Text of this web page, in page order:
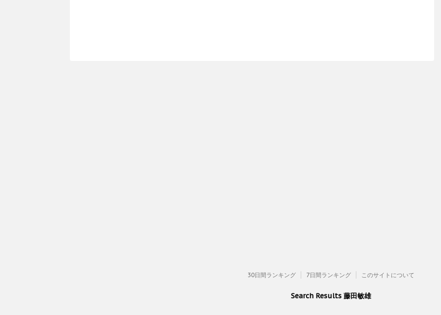
30日間ランキング 7日間ランキング このサイトについて
Search Results 藤田敏雄